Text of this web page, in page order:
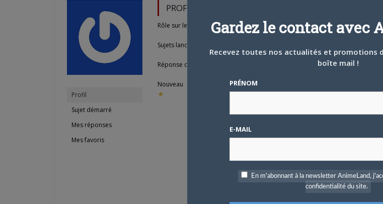
Profil
Sujet démarré
Mes réponses
Mes favoris
PROFIL
Rôle sur le forum: Membre
Sujets lancés : 0
Réponse créées: 0
Nouveau
★
Gardez le contact avec
Recevez toutes nos actualités et promotions
boîte mail !
PRÉNOM
E-MAIL
En m'abonnant à la newsletter AnimeLand,
confidentialité du site.